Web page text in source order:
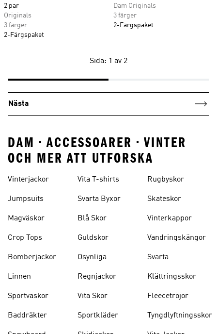
2 par
Originals
3 färger
2-Färgspaket
Dam Originals
3 färger
2-Färgspaket
Sida: 1 av 2
Nästa
DAM • ACCESSOARER • VINTER
OCH MER ATT UTFORSKA
Vinterjackor
Jumpsuits
Magväskor
Crop Tops
Bomberjackor
Linnen
Sportväskor
Baddräkter
Vita T-shirts
Svarta Byxor
Blå Skor
Guldskor
Osynliga
Regnjackor
Vita Skor
Sportkläder
Rugbyskor
Skateskor
Vinterkappor
Vandringskängor
Svarta
Klättringsskor
Fleecetröjor
Tyngdlyftningsskor